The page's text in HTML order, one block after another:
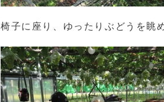
椅子に座り、ゆったりぶどうを眺